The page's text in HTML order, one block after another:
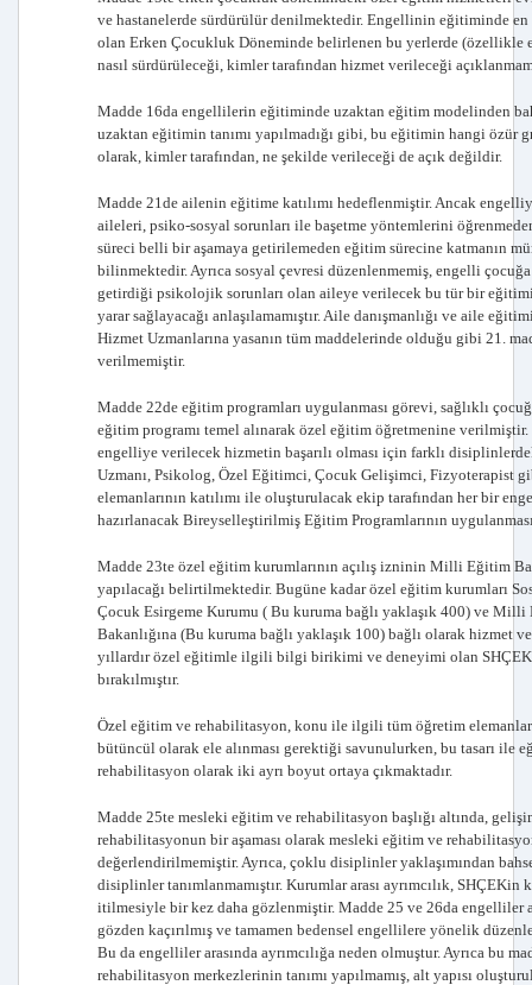
ve hastanelerde sürdürülür denilmektedir. Engellinin eğitiminde
olan Erken Çocukluk Döneminde belirlenen bu yerlerde (özellikle
nasıl sürdürüleceği, kimler tarafından hizmet verileceği
Madde 16da engellilerin eğitiminde uzaktan eğitim modelinden
uzaktan eğitimin tanımı yapılmadığı gibi, bu eğitimin hangi özür
olarak, kimler tarafından, ne şekilde verileceği de açık değildir.
Madde 21de ailenin eğitime katılımı hedeflenmiştir. Ancak
aileleri, psiko-sosyal sorunları ile başetme yöntemlerini
süreci belli bir aşamaya getirilemeden eğitim sürecine katmanın
bilinmektedir. Ayrıca sosyal çevresi düzenlenmemiş, engelli
getirdiği psikolojik sorunları olan aileye verilecek bu tür bir
yarar sağlayacağı anlaşılamamıştır. Aile danışmanlığı ve aile
Hizmet Uzmanlarına yasanın tüm maddelerinde olduğu gibi 21.
verilmemiştir.
Madde 22de eğitim programları uygulanması görevi, sağlıklı
eğitim programı temel alınarak özel eğitim öğretmenine
engelliye verilecek hizmetin başarılı olması için farklı
Uzmanı, Psikolog, Özel Eğitimci, Çocuk Gelişimci, Fizyoterapist
elemanlarının katılımı ile oluşturulacak ekip tarafından her bir
hazırlanacak Bireyselleştirilmiş Eğitim Programlarının
Madde 23te özel eğitim kurumlarının açılış izninin Milli Eğitim
yapılacağı belirtilmektedir. Bugüne kadar özel eğitim kurumları
Çocuk Esirgeme Kurumu ( Bu kuruma bağlı yaklaşık 400) ve
Bakanlığına (Bu kuruma bağlı yaklaşık 100) bağlı olarak hizmet
yıllardır özel eğitimle ilgili bilgi birikimi ve deneyimi olan SHÇEK
bırakılmıştır.
Özel eğitim ve rehabilitasyon, konu ile ilgili tüm öğretim
bütüncül olarak ele alınması gerektiği savunulurken, bu tasarı ile
rehabilitasyon olarak iki ayrı boyut ortaya çıkmaktadır.
Madde 25te mesleki eğitim ve rehabilitasyon başlığı altında,
rehabilitasyonun bir aşaması olarak mesleki eğitim ve
değerlendirilmemiştir. Ayrıca, çoklu disiplinler yaklaşımından
disiplinler tanımlanmamıştır. Kurumlar arası ayrımcılık, SHÇEKin
itilmesiyle bir kez daha gözlenmiştir. Madde 25 ve 26da engelliler
gözden kaçırılmış ve tamamen bedensel engellilere yönelik
Bu da engelliler arasında ayrımcılığa neden olmuştur. Ayrıca bu
rehabilitasyon merkezlerinin tanımı yapılmamış, alt yapısı